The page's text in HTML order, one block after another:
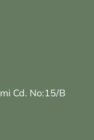
Cd. No:15/B